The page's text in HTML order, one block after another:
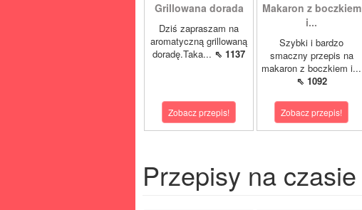
Grillowana dorada
Dziś zapraszam na
aromatyczną grillowaną
doradę.Taka... ⇖ 1137
Zobacz przepis!
Makaron z boczkiem
i...
Szybki i bardzo
smaczny przepis na
makaron z boczkiem i...
⇖ 1092
Zobacz przepis!
Przepisy na czasie